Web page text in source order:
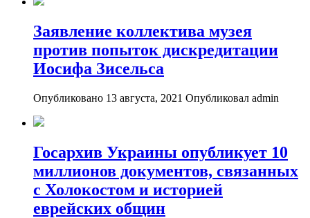
Заявление коллектива музея
против попыток дискредитации
Иосифа Зисельса
Опубликовано 13 августа, 2021 Опубликовал admin
Госархив Украины опубликует 10
миллионов документов, связанных
с Холокостом и историей
еврейских общин